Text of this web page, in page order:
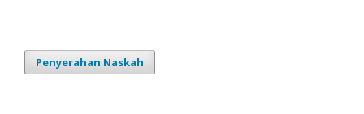
Penyerahan Naskah